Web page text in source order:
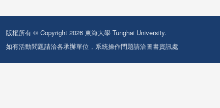
版權所有 © Copyright 2026 東海大學 Tunghai University.
如有活動問題請洽各承辦單位，系統操作問題請洽圖書資訊處